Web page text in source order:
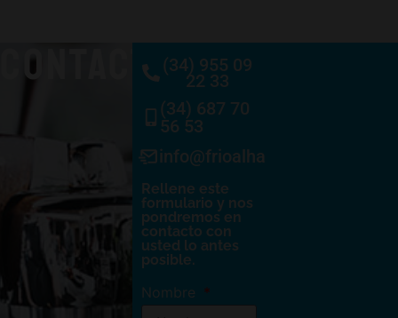
CONTACTO(34) 955 09
22 33
(34) 687 70
56 53
info@frioalhambra.com
Rellene este
formulario y nos
pondremos en
contacto con
usted lo antes
posible.
Nombre